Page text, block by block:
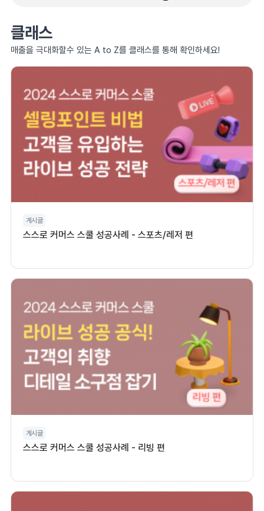
클래스
매출을 극대화할수 있는 A to Z를 클래스를 통해 확인하세요!
게시글
스스로 커머스 스쿨 성공사례 - 스포츠/레저 편
게시글
스스로 커머스 스쿨 성공사례 - 리빙 편